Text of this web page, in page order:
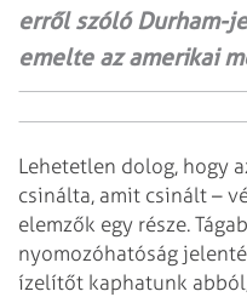
erről szóló Durham-
emelte az amerikai
Lehetetlen dolog, hogy
csinálta, amit csinált –
elemzők egy része.
nyomozóhatóság
ízelítőt kaphatunk